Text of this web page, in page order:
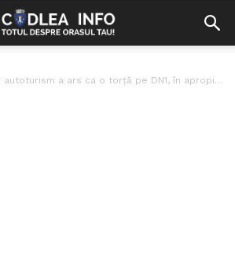
autoturism a ars ca o torță pe DN1, în apropiere de...